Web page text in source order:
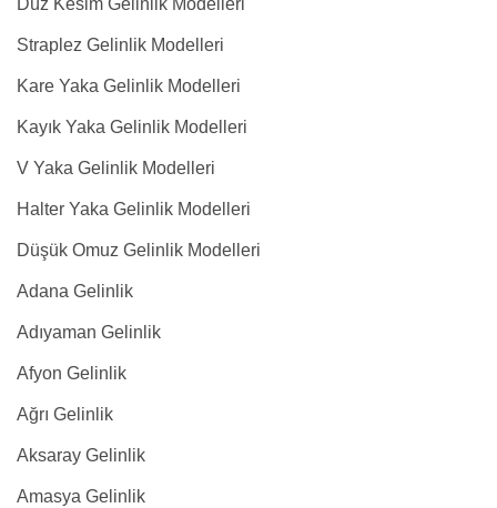
Düz Kesim Gelinlik Modelleri
Straplez Gelinlik Modelleri
Kare Yaka Gelinlik Modelleri
Kayık Yaka Gelinlik Modelleri
V Yaka Gelinlik Modelleri
Halter Yaka Gelinlik Modelleri
Düşük Omuz Gelinlik Modelleri
Adana Gelinlik
Adıyaman Gelinlik
Afyon Gelinlik
Ağrı Gelinlik
Aksaray Gelinlik
Amasya Gelinlik